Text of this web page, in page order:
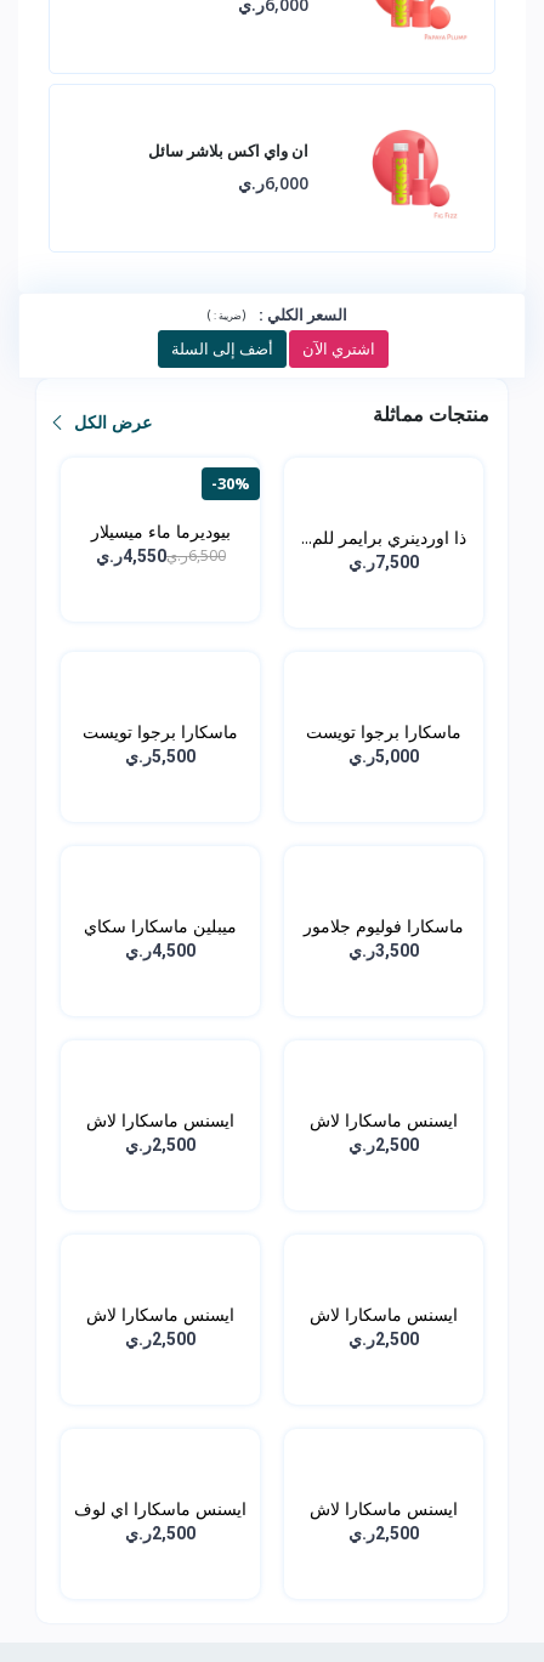
ان واي اكس بلاشر سائل
6,000ر.ي
السعر الكلي :
(ضريبة :)
اشتري الآن أضف إلى السلة
منتجات مماثلة عرض الكل
ذا اوردينري برايمر للم...
7,500ر.ي
-30%
بيوديرما ماء ميسيلار
من... 6,500ر.ي 4,550ر.ي
ماسكارا برجوا تويست
اب...
5,000ر.ي
ماسكارا برجوا تويست
اب...
5,500ر.ي
ماسكارا فوليوم جلامور
ا...
3,500ر.ي
ميبلين ماسكارا سكاي
هاي...
4,500ر.ي
ايسنس ماسكارا لاش
برينس...
2,500ر.ي
ايسنس ماسكارا لاش
برنسس...
2,500ر.ي
ايسنس ماسكارا لاش
برنسس...
2,500ر.ي
ايسنس ماسكارا لاش
برنسس...
2,500ر.ي
ايسنس ماسكارا لاش
برينس...
2,500ر.ي
ايسنس ماسكارا اي لوف
اك...
2,500ر.ي